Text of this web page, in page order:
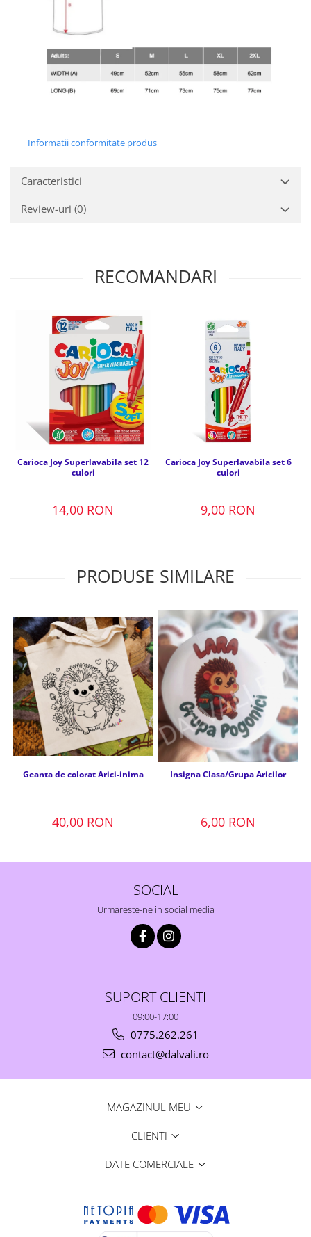
Informatii conformitate produs
Caracteristici
Review-uri (0)
RECOMANDARI
Carioca Joy Superlavabila set 12
culori
14,00 RON
Carioca Joy Superlavabila set 6
culori
9,00 RON
PRODUSE SIMILARE
Geanta de colorat Arici-inima
40,00 RON
Insigna Clasa/Grupa Aricilor
6,00 RON
SOCIAL
Urmareste-ne in social media
SUPORT CLIENTI
09:00-17:00
0775.262.261
contact@dalvali.ro
MAGAZINUL MEU
CLIENTI
DATE COMERCIALE